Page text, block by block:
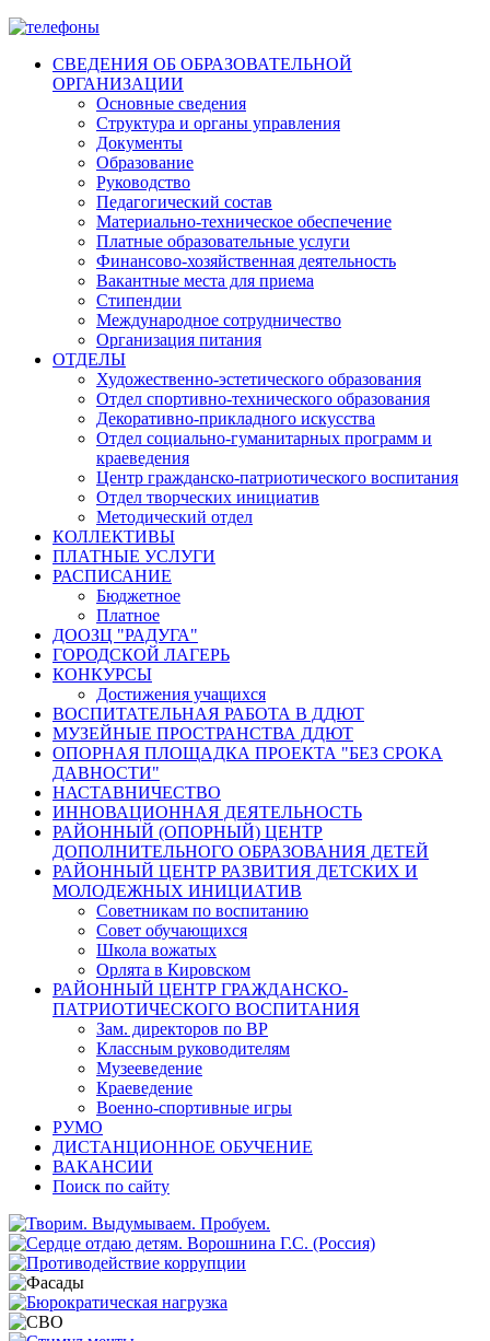
СВЕДЕНИЯ ОБ ОБРАЗОВАТЕЛЬНОЙ
ОРГАНИЗАЦИИ
Основные сведения
Структура и органы управления
Документы
Образование
Руководство
Педагогический состав
Материально-техническое обеспечение
Платные образовательные услуги
Финансово-хозяйственная деятельность
Вакантные места для приема
Стипендии
Международное сотрудничество
Организация питания
ОТДЕЛЫ
Художественно-эстетического образования
Отдел спортивно-технического образования
Декоративно-прикладного искусства
Отдел социально-гуманитарных программ и
краеведения
Центр гражданско-патриотического воспитания
Отдел творческих инициатив
Методический отдел
КОЛЛЕКТИВЫ
ПЛАТНЫЕ УСЛУГИ
РАСПИСАНИЕ
Бюджетное
Платное
ДООЗЦ "РАДУГА"
ГОРОДСКОЙ ЛАГЕРЬ
КОНКУРСЫ
Достижения учащихся
ВОСПИТАТЕЛЬНАЯ РАБОТА В ДДЮТ
МУЗЕЙНЫЕ ПРОСТРАНСТВА ДДЮТ
ОПОРНАЯ ПЛОЩАДКА ПРОЕКТА "БЕЗ СРОКА
ДАВНОСТИ"
НАСТАВНИЧЕСТВО
ИННОВАЦИОННАЯ ДЕЯТЕЛЬНОСТЬ
РАЙОННЫЙ (ОПОРНЫЙ) ЦЕНТР
ДОПОЛНИТЕЛЬНОГО ОБРАЗОВАНИЯ ДЕТЕЙ
РАЙОННЫЙ ЦЕНТР РАЗВИТИЯ ДЕТСКИХ И
МОЛОДЕЖНЫХ ИНИЦИАТИВ
Советникам по воспитанию
Совет обучающихся
Школа вожатых
Орлята в Кировском
РАЙОННЫЙ ЦЕНТР ГРАЖДАНСКО-
ПАТРИОТИЧЕСКОГО ВОСПИТАНИЯ
Зам. директоров по ВР
Классным руководителям
Музееведение
Краеведение
Военно-спортивные игры
РУМО
ДИСТАНЦИОННОЕ ОБУЧЕНИЕ
ВАКАНСИИ
Поиск по сайту